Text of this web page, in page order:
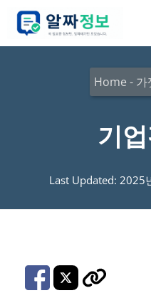
Home - 가
기
Last Updated: 2025